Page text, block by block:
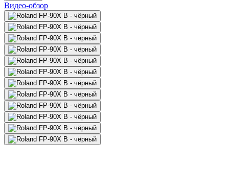
Видео-обзор